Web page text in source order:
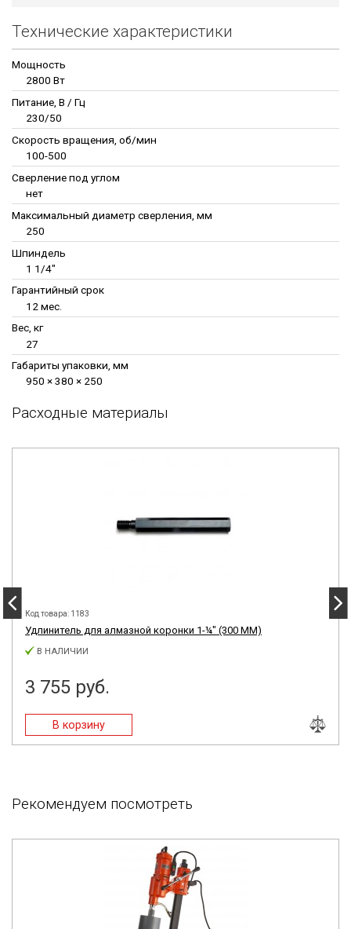
Технические характеристики
Мощность
2800 Вт
Питание, В / Гц
230/50
Скорость вращения, об/мин
100-500
Сверление под углом
нет
Максимальный диаметр сверления, мм
250
Шпиндель
1 1/4"
Гарантийный срок
12 мес.
Вес, кг
27
Габариты упаковки, мм
950 × 380 × 250
Расходные материалы
Код товара: 1183
Удлинитель для алмазной коронки 1-¼″ (300 ММ)
В НАЛИЧИИ
3 755 руб.
Рекомендуем посмотреть